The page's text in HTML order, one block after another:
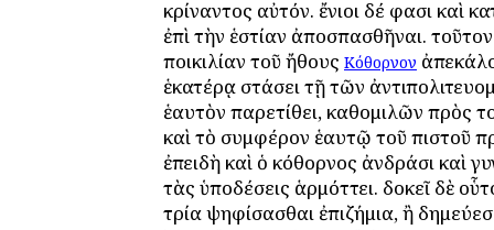
κρίναντος αὐτόν. ἔνιοι δέ φασι καὶ
ἐπὶ τὴν ἑστίαν ἀποσπασθῆναι.
ποικιλίαν τοῦ ἤθους Κόθορνον
ἑκατέρᾳ στάσει τῇ τῶν
ἑαυτὸν παρετίθει, καθομιλῶν πρὸς
καὶ τὸ συμφέρον ἑαυτῷ τοῦ πιστοῦ
ἐπειδὴ καὶ ὁ κόθορνος ἀνδράσι καὶ
τὰς ὑποδέσεις ἁρμόττει. δοκεῖ δὲ
τρία ψηφίσασθαι ἐπιζήμια, ἢ